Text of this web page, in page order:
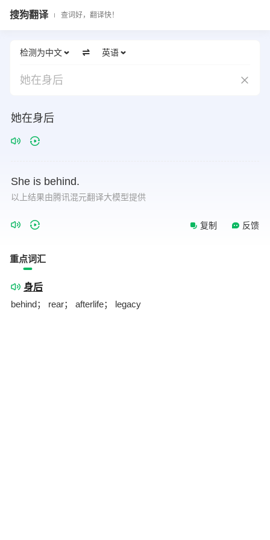
搜狗翻译 查词好，翻译快！
检测为中文 英语
她在身后
她在身后
She is behind.
以上结果由腾讯混元翻译大模型提供
复制 反馈
重点词汇
身后
behind； rear； afterlife； legacy